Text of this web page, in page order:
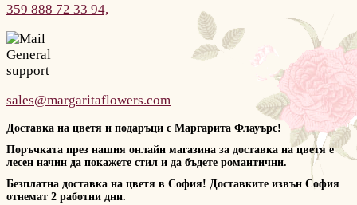
359 888 72 33 94,
General
support
sales@margaritaflowers.com
Доставка на цветя и подаръци с Маргарита Флауърс!
Поръчката през нашия онлайн магазина за доставка на цветя е
лесен начин да покажете стил и да бъдете романтични.
Безплатна доставка на цветя в София! Доставките извън София
отнемат 2 работни дни.